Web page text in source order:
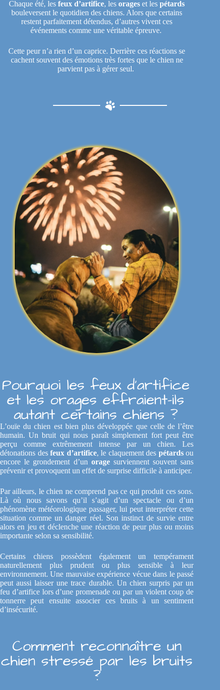
Chaque été, lesfeux d’artifice, lesorages et lespétards
bouleversent le quotidien des chiens. Alors que certains
restent parfaitement détendus, d’autres vivent ces
événements comme une véritable épreuve.
Cette peur n’a rien d’un caprice. Derrière ces réactions se
cachent souvent des émotions très fortes que le chien ne
parvient pas à gérer seul.
Pourquoi les feux d’artifice
et les orages effraient-ils
autant certains chiens ?
L’ouïe du chien est bien plus développée que celle de l’être
humain. Un bruit qui nous paraît simplement fort peut être
perçu comme extrêmement intense par un chien. Les
détonations desfeux d’artifice, le claquement des pétardsou
encore le grondement d’un oragesurviennent souvent sans
prévenir et provoquent un effet de surprise difficile à anticiper.
Par ailleurs, le chien ne comprend pas ce qui produit ces sons.
Là où nous savons qu’il s’agit d’un spectacle ou d’un
phénomène météorologique passager, lui peut interpréter cette
situation comme un danger réel. Son instinct de survie entre
alors en jeu et déclenche une réaction de peur plus ou moins
importante selon sa sensibilité.
Certains chiens possèdent également un tempérament
naturellement plus prudent ou plus sensible à leur
environnement. Une mauvaise expérience vécue dans le passé
peut aussi laisser une trace durable. Un chien surpris par un
feu d’artifice lors d’une promenade ou par un violent coup de
tonnerre peut ensuite associer ces bruits à un sentiment
d’insécurité.
Comment reconnaître un
chien stressé par les bruits
?